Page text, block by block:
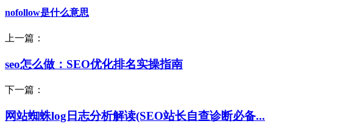
nofollow是什么意思
上一篇：
seo怎么做：SEO优化排名实操指南
下一篇：
网站蜘蛛log日志分析解读(SEO站长自查诊断必备...